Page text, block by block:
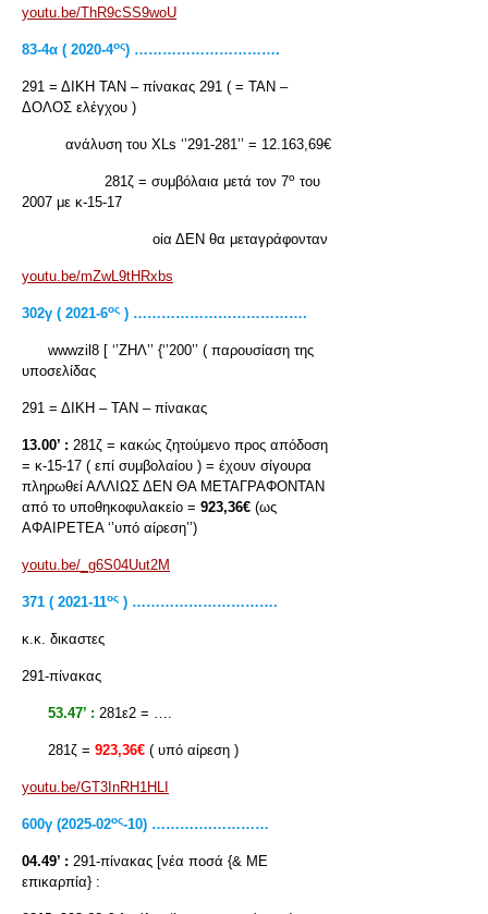
youtu.be/ThR9cSS9woU
83-4α ( 2020-4ος) ………………………….
291 = ΔΙΚΗ ΤΑΝ – πίνακας 291 ( = ΤΑΝ –
ΔΟΛΟΣ ελέγχου )
ανάλυση του XLs ‘’291-281’’ = 12.163,69€
281ζ = συμβόλαια μετά τον 7ο του
2007 με κ-15-17
οία ΔΕΝ θα μεταγράφονταν
youtu.be/mZwL9tHRxbs
302γ ( 2021-6ος ) ……………………………….
wwwzil8 [ ‘’ΖΗΛ’’ {‘’200’’ ( παρουσίαση της
υποσελίδας
291 = ΔΙΚΗ – ΤΑΝ – πίνακας
13.00’ : 281ζ = κακώς ζητούμενο προς απόδοση
= κ-15-17 ( επί συμβολαίου ) = έχουν σίγουρα
πληρωθεί ΑΛΛΙΩΣ ΔΕΝ ΘΑ ΜΕΤΑΓΡΑΦΟΝΤΑΝ
από το υποθηκοφυλακείο = 923,36€ (ως
ΑΦΑΙΡΕΤΕΑ ‘’υπό αίρεση’’)
youtu.be/_g6S04Uut2M
371 ( 2021-11ος ) ………………………….
κ.κ. δικαστες
291-πίνακας
53.47’ : 281ε2 = ….
281ζ = 923,36€ ( υπό αίρεση )
youtu.be/GT3InRH1HLI
600γ (2025-02ος-10) ………….…………
04.49’ : 291-πίνακας [νέα ποσά {& ΜΕ
επικαρπία} :